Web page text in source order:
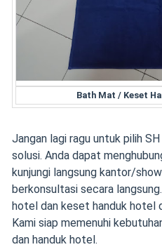
Bath Mat / Keset
Jangan lagi ragu untuk pilih
solusi. Anda dapat
kunjungi langsung kantor/
berkonsultasi secara
hotel dan keset handuk hotel
Kami siap memenuhi
dan handuk hotel.